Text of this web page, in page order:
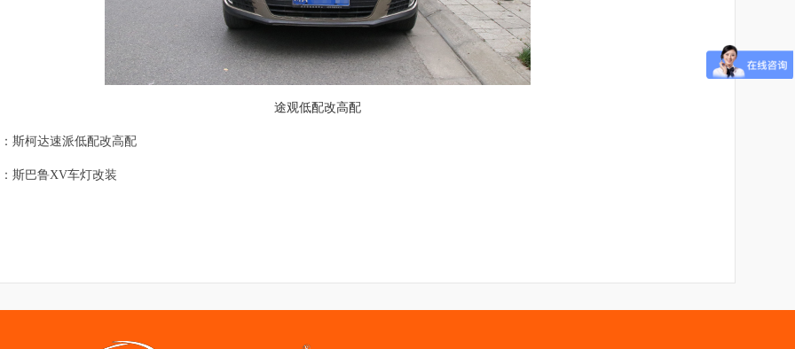
途观低配改高配
斯柯达速派低配改高配
斯巴鲁XV车灯改装